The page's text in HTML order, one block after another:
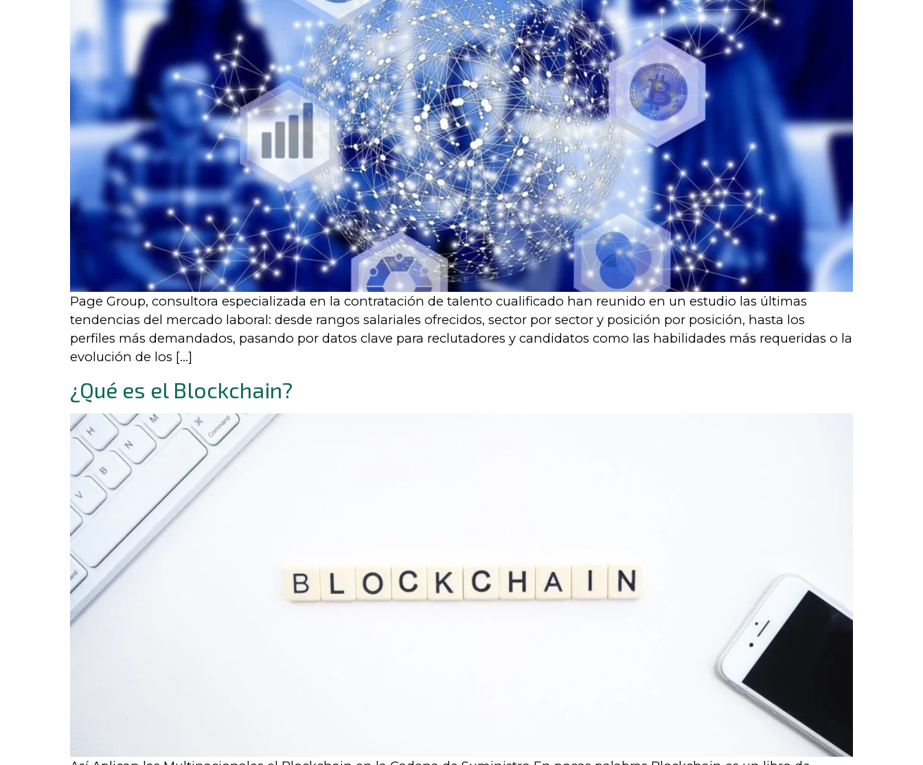
Page Group, consultora especializada en la contratación de talento cualificado han reunido en un estudio las últimas
tendencias del mercado laboral: desde rangos salariales ofrecidos, sector por sector y posición por posición, hasta los
perfiles más demandados, pasando por datos clave para reclutadores y candidatos como las habilidades más requeridas o la
evolución de los […]
¿Qué es el Blockchain?